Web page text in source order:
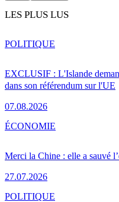
LES PLUS LUS
EXCLUSIF : L'Islande
dans son référendum sur l'UE
07.08.2026
POLITIQUE
Merci la Chine : elle a sauvé
27.07.2026
ÉCONOMIE
POLITIQUE